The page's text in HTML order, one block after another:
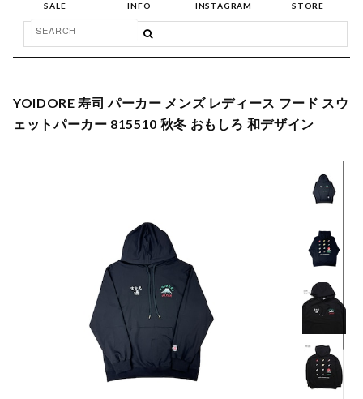
SALE INFO INSTAGRAM STORE
YOIDORE 寿司 パーカー メンズ レディース フード スウ
ェットパーカー 815510 秋冬 おもしろ 和デザイン